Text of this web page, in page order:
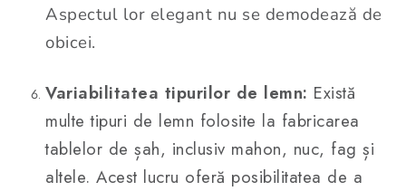
Aspectul lor elegant nu se demodează de
obicei.
Variabilitatea tipurilor de lemn: Există
multe tipuri de lemn folosite la fabricarea
tablelor de șah, inclusiv mahon, nuc, fag și
altele. Acest lucru oferă posibilitatea de a